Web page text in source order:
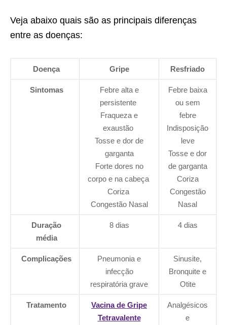
Veja abaixo quais são as principais diferenças
entre as doenças:
Doença Gripe Resfriado
Sintomas
Febre alta e
persistente
Fraqueza e
exaustão
Tosse e dor de
garganta
Forte dores no
corpo e na cabeça
Coriza
Congestão Nasal
Febre baixa
ou sem
febre
Indisposição
leve
Tosse e dor
de garganta
Coriza
Congestão
Nasal
Duração
média
8 dias 4 dias
Complicações
Pneumonia e
infecção
respiratória grave
Sinusite,
Bronquite e
Otite
Tratamento
Vacina de Gripe
Tetravalente
Analgésicos
e